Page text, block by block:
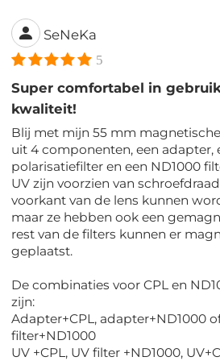
SeNeKa
5
Super comfortabel in
kwaliteit!
Blij met mijn 55 mm
uit 4 componenten, een adapter,
polarisatiefilter en een ND1000
UV zijn voorzien van
voorkant van de lens kunnen
maar ze hebben ook een
rest van de filters kunnen er
geplaatst.
De combinaties voor CPL en
zijn:
Adapter+CPL, adapter+ND1000
filter+ND1000
UV +CPL, UV filter +ND1000,